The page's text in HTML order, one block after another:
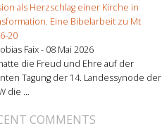
als Herzschlag einer Kirche in
Eine Bibelarbeit zu Mt
20
Faix - 08 Mai 2026
die Freud und Ehre auf der
Tagung der 14. Landessynode der
die ...
COMMENTS